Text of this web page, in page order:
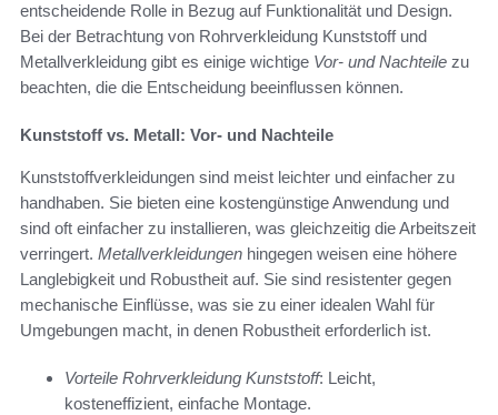
entscheidende Rolle in Bezug auf Funktionalität und Design.
Bei der Betrachtung von Rohrverkleidung Kunststoff und
Metallverkleidung gibt es einige wichtige Vor- und Nachteile zu
beachten, die die Entscheidung beeinflussen können.
Kunststoff vs. Metall: Vor- und Nachteile
Kunststoffverkleidungen sind meist leichter und einfacher zu
handhaben. Sie bieten eine kostengünstige Anwendung und
sind oft einfacher zu installieren, was gleichzeitig die Arbeitszeit
verringert. Metallverkleidungen hingegen weisen eine höhere
Langlebigkeit und Robustheit auf. Sie sind resistenter gegen
mechanische Einflüsse, was sie zu einer idealen Wahl für
Umgebungen macht, in denen Robustheit erforderlich ist.
Vorteile Rohrverkleidung Kunststoff: Leicht,
kosteneffizient, einfache Montage.